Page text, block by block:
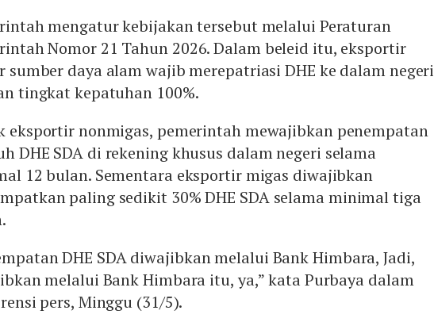
mengatur kebijakan tersebut melalui Peraturan
Nomor 21 Tahun 2026. Dalam beleid itu, eksportir
sumber daya alam wajib merepatriasi DHE ke dalam negeri
tingkat kepatuhan 100%.
eksportir nonmigas, pemerintah mewajibkan penempatan
DHE SDA di rekening khusus dalam negeri selama
12 bulan. Sementara eksportir migas diwajibkan
paling sedikit 30% DHE SDA selama minimal tiga
DHE SDA diwajibkan melalui Bank Himbara, Jadi,
melalui Bank Himbara itu, ya,” kata Purbaya dalam
pers, Minggu (31/5).